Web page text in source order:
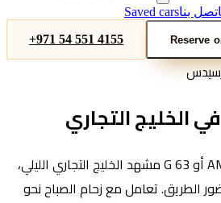
اتصل بناSaved cars
+971 54 551 4155
Reserve
الخليج التجاري
تملك مرسيدس-AMG GT 63 أو G 63 مشهد الخليج التجاري الليلي،
الطريق. تعامل مع زحام الصباح نحو